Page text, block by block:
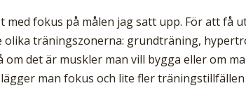
fokus på målen jag satt upp. För att få
olika träningszonerna: grundträning,
det är muskler man vill bygga eller om
man fokus och lite fler